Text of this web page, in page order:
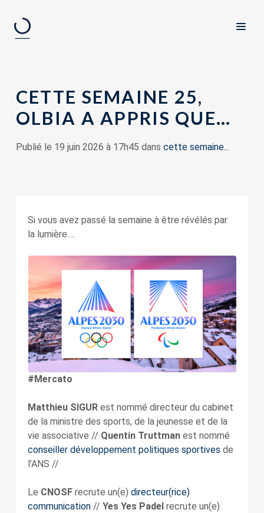
CETTE SEMAINE 25,
OLBIA A APPRIS QUE…
Publié le 19 juin 2026 à 17h45 dans cette semaine...
Si vous avez passé la semaine à être révélés par
la lumière….
#Mercato
Matthieu SIGURest nommé directeur du cabinet
de la ministre des sports, de la jeunesse et de la
vie associative // Quentin Truttmanest nommé
conseiller développement politiques sportives de
l’ANS //
Le CNOSFrecrute un(e) directeur(rice)
communication// Yes Yes Padel recrute un(e)